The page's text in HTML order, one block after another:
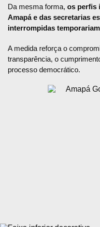
Da mesma forma, os perfis
Amapá e das secretarias
interrompidas
A medida reforça o
transparência, o
processo democrático.